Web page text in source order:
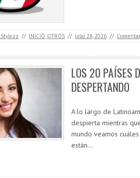
Stylezz // INICIO, OTROS // julio 28, 2026 //
LOS 20 PAÍSES
DESPERTANDO
A lo largo de
despierta mientras
mundo veamos
están…